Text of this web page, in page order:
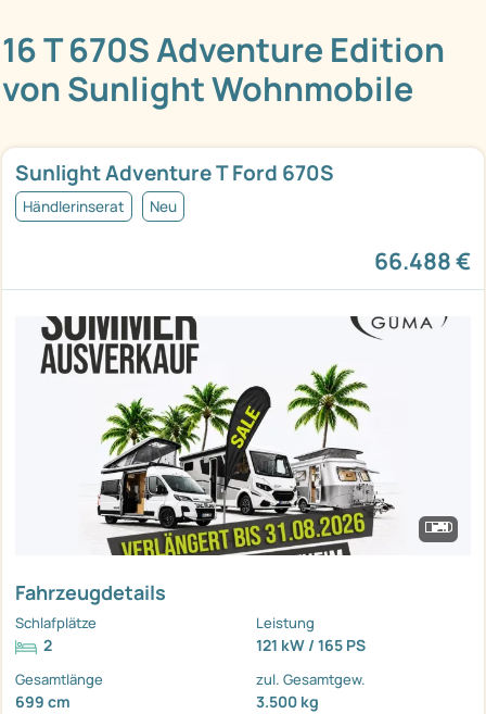
16 T 670S Adventure Edition
von Sunlight Wohnmobile
Sunlight Adventure T Ford 670S
Händlerinserat Neu
66.488 €
Fahrzeugdetails
Schlafplätze
2
Leistung
121 kW / 165 PS
Gesamtlänge
699 cm
zul. Gesamtgew.
3.500 kg